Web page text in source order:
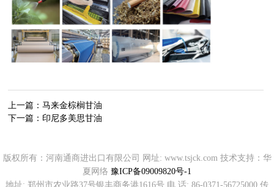
上一篇：马来金棕榈甘油
下一篇： 印尼多美思甘油
版权所有：河南通商进出口有限公司 网址: www.tsjck.com 技术支持：华
夏网络 豫ICP备09009820号-1
地址: 郑州市农业路37号银丰商务港1616号 电 话: 86-0371-56725000 传